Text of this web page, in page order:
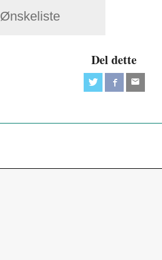
Ønskeliste
Del dette